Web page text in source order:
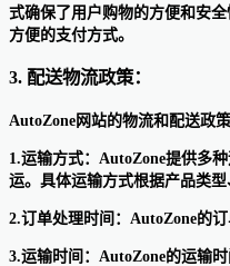
式确保了用户购物的方便和安
方便的支付方式。
3. 配送物流政策：
AutoZone网站的物流和配送政策
1.运输方式：AutoZone提供多
运。具体运输方式根据产品类型
2.订单处理时间：AutoZone的订
3.运输时间：AutoZone的运输